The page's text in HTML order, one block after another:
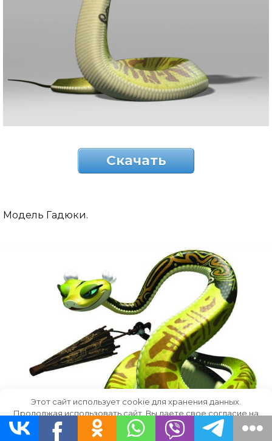
Скачать
Модель Гадюки.
Этот сайт использует cookie для хранения данных.
Продолжая использовать сайт, Вы даете свое согласие на
работу с этими файлами.
OK